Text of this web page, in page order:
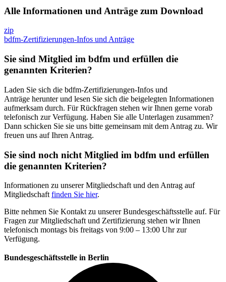
Alle Informationen und Anträge zum Download
zip
bdfm-Zertifizierungen-Infos und Anträge
Sie sind Mitglied im bdfm und erfüllen die
genannten Kriterien?
Laden Sie sich die bdfm-Zertifizierungen-Infos und
Anträge herunter und lesen Sie sich die beigelegten Informationen
aufmerksam durch. Für Rückfragen stehen wir Ihnen gerne vorab
telefonisch zur Verfügung. Haben Sie alle Unterlagen zusammen?
Dann schicken Sie sie uns bitte gemeinsam mit dem Antrag zu. Wir
freuen uns auf Ihren Antrag.
Sie sind noch nicht Mitglied im bdfm und erfüllen
die genannten Kriterien?
Informationen zu unserer Mitgliedschaft und den Antrag auf
Mitgliedschaft finden Sie hier.
Bitte nehmen Sie Kontakt zu unserer Bundesgeschäftsstelle auf. Für
Fragen zur Mitgliedschaft und Zertifizierung stehen wir Ihnen
telefonisch montags bis freitags von 9:00 – 13:00 Uhr zur
Verfügung.
Bundesgeschäftsstelle in Berlin